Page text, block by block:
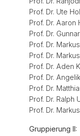
Prof. Dr. Ute
Prof. Dr. Aaron
Prof. Dr.
Prof. Dr.
Prof. Dr.
Prof. Dr. Aden
Prof. Dr.
Prof. Dr.
Prof. Dr. Ralph
Prof. Dr.
Gruppierung II: